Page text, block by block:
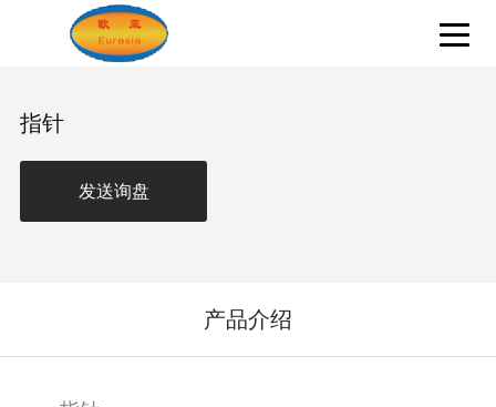
指针
发送询盘
产品介绍